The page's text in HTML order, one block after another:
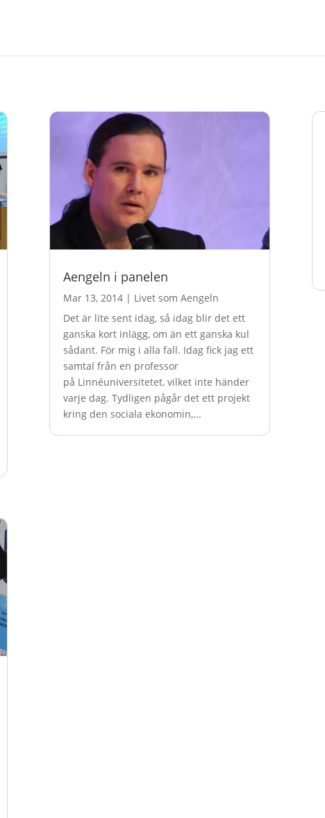
Aengeln i panelen
Mar 13, 2014| Livet som Aengeln
Det är lite sent idag, så idag blir det ett
ganska kort inlägg, om än ett ganska kul
sådant. För mig i alla fall. Idag fick jag ett
samtal från en professor
på Linnéuniversitetet, vilket inte händer
varje dag. Tydligen pågår det ett projekt
kring den sociala ekonomin,...